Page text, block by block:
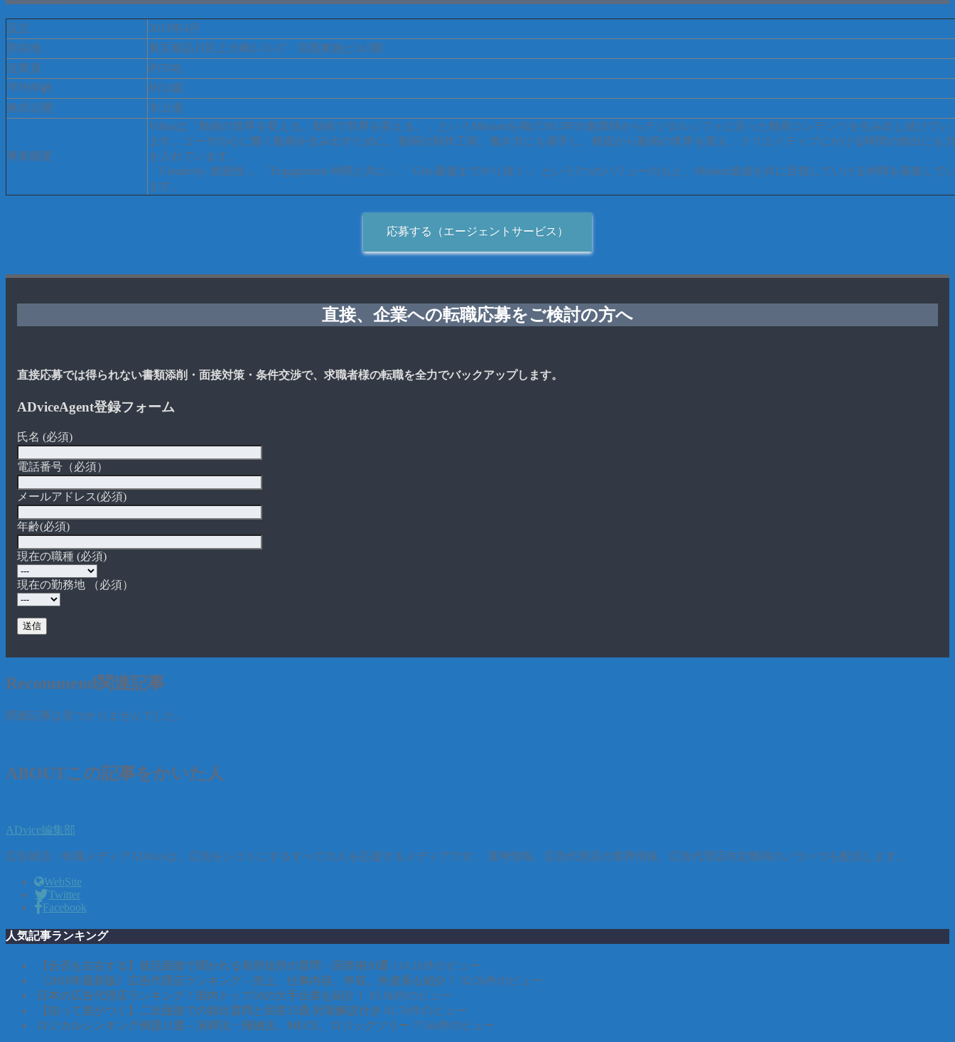
設立
2013年4月
所在地
東京都品川区上大崎2-13-17 目黒東急ビル5階
従業員
約70名
平均年齢
約32歳
株式公開
非上場
事業概要
Viibarは「動画の世界を変える。動画で世界を変える。」というMissionを掲げ2013年の創業時からデジタルシフトに沿った動画コンテンツを生み出し続けてい
ます。ユーザの心に響く動画を生み出すために、動画の制作工程、働き方にも着手し、根底から動画の世界を変え、クリエイティブにかける時間の創出にも力
を入れています。
「Creativity- 創造性-」「Engagement-仲間と共に-」「Grit-最後までやり抜く-」という3つのバリューのもと、Mission達成を共に目指していける仲間を募集して
ます。
応募する（エージェントサービス）
直接、企業への転職応募をご検討の方へ
直接応募では得られない書類添削・面接対策・条件交渉で、求職者様の転職を全力でバックアップします。
ADviceAgent登録フォーム
氏名 (必須)
電話番号（必須）
メールアドレス(必須)
年齢(必須)
現在の職種 (必須)
現在の勤務地 （必須）
Recommend関連記事
関連記事は見つかりませんでした。
ABOUTこの記事をかいた人
ADvice編集部
広告就活・転職メディアADviceは、広告をシゴトにするすべての人を応援するメディアです。 選考情報、広告代理店の業界情報、広告代理店内定獲得のノウハウを配信します。
WebSite
Twitter
Facebook
人気記事ランキング
【合否を左右する】就活面接で聞かれる長所短所の質問・回答例30選 114.1k件のビュー
《2018年最新版》広告代理店ランキング – 売上、仕事内容、年収、外資系も紹介！
92.2k件のビュー
日本の広告代理店ランキング！国内トップ10の大手企業を紹介！
85.8k件のビュー
【知って差がつく】二次面接での頻出質問と回答15選-対策解説付き 81.7k件のビュー
ロジカルシンキング例題11選 – 演繹法・帰納法、MECE、ロジックツリー 77.6k件のビュー